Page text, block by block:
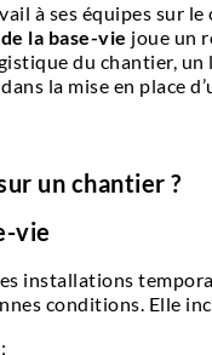
à ses équipes sur
la base-vie joue un
du chantier,
la mise en place
un chantier ?
vie
installations
conditions. Elle